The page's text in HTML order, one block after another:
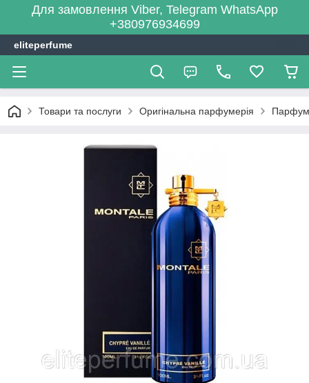
Для замовлення Viber, Telegram WhatsApp
+380976934699
eliteperfume
Товари та послуги Оригінальна парфумерія